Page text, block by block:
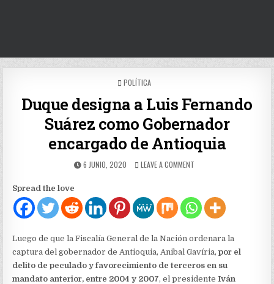
POSTED
POLÍTICA
Duque designa a Luis Fernando
Suárez como Gobernador
encargado de Antioquia
PUBLISHED
6 JUNIO, 2020 LEAVE A COMMENTON
A
LUIS
FERNANDO
COMO
GOBERNADOR
ENCARGADO
DE
ANTIOQUIA
Spread the love
Luego de que la Fiscalía General de la Nación ordenara la
captura del gobernador de Antioquia, Anibal Gavíria,por el
delito de peculado y favorecimiento de terceros en su
mandato anterior, entre 2004 y 2007, el presidenteIván